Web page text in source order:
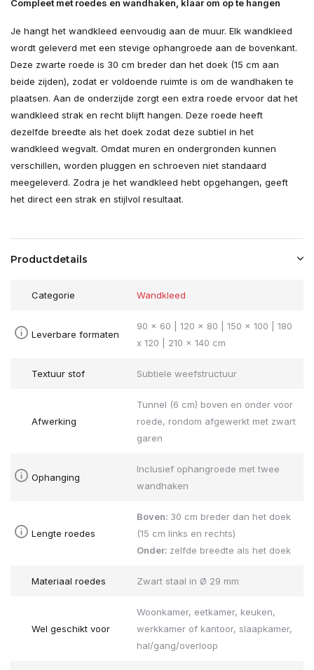
Compleet met roedes en wandhaken, klaar om op te hangen
Je hangt het wandkleed eenvoudig aan de muur. Elk wandkleed
wordt geleverd met een stevige ophangroede aan de bovenkant.
Deze zwarte roede is 30 cm breder dan het doek (15 cm aan
beide zijden), zodat er voldoende ruimte is om de wandhaken te
plaatsen. Aan de onderzijde zorgt een extra roede ervoor dat het
wandkleed strak en recht blijft hangen. Deze roede heeft
dezelfde breedte als het doek zodat deze subtiel in het
wandkleed wegvalt. Omdat muren en ondergronden kunnen
verschillen, worden pluggen en schroeven niet standaard
meegeleverd. Zodra je het wandkleed hebt opgehangen, geeft
het direct een strak en stijlvol resultaat.
Productdetails
Categorie Wandkleed
Leverbare formaten
90 x 60 | 120 x 80 | 150 x 100 | 180
x 120 | 210 x 140 cm
Textuur stof Subtiele weefstructuur
Afwerking
Tunnel (6 cm) boven en onder voor
roede, rondom afgewerkt met zwart
garen
Ophanging
Inclusief ophangroede met twee
wandhaken
Lengte roedes
Boven: 30 cm breder dan het doek
(15 cm links en rechts)
Onder: zelfde breedte als het doek
Materiaal roedes Zwart staal in Ø 29 mm
Wel geschikt voor
Woonkamer, eetkamer, keuken,
werkkamer of kantoor, slaapkamer,
hal/gang/overloop